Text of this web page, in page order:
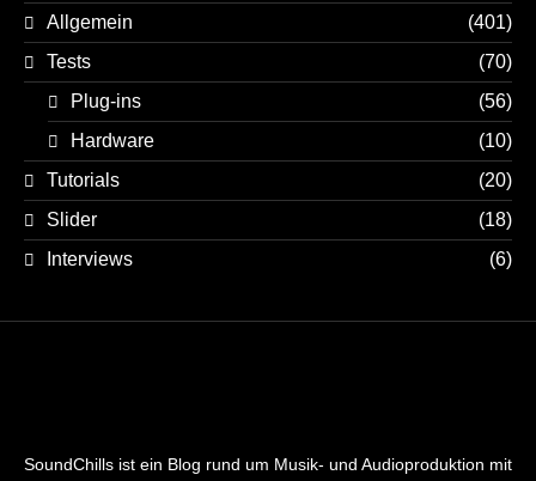
Allgemein
(401)
Tests
(70)
Plug-ins
(56)
Hardware
(10)
Tutorials
(20)
Slider
(18)
Interviews
(6)
SoundChills ist ein Blog rund um Musik- und Audioproduktion mit